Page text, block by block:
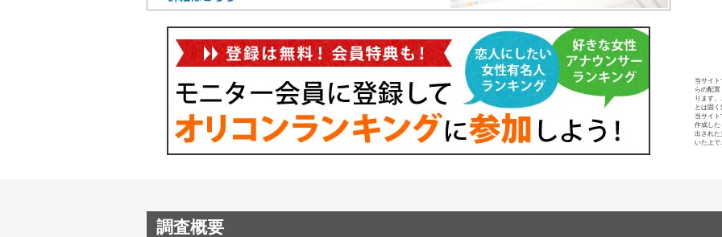
当サイ
らの配
ります
とは固く
当サイ
作成した
出された
いた上で
調査概要